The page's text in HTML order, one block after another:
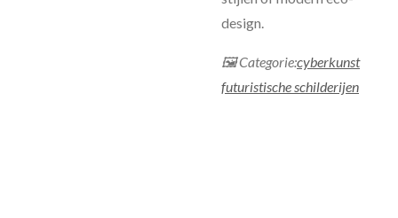
design.
🖼 Categorie:cyberkunst
futuristische schilderijen